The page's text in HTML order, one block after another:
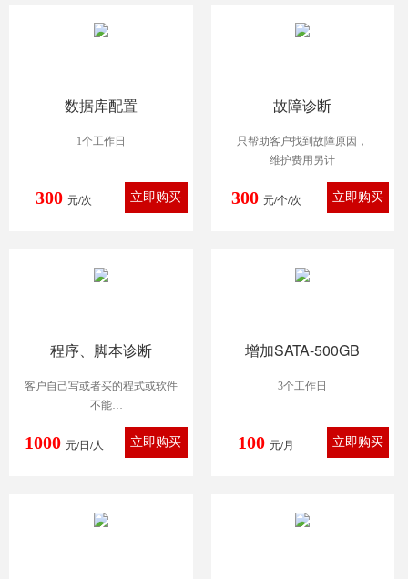
数据库配置
1个工作日
300 元/次
故障诊断
只帮助客户找到故障原因，
维护费用另计
300 元/个/次
程序、脚本诊断
客户自己写或者买的程式或软件
不能
正常应用，委托技术人员解决，
仅限
1000 元/日/人
增加SATA-500GB
3个工作日
100 元/月